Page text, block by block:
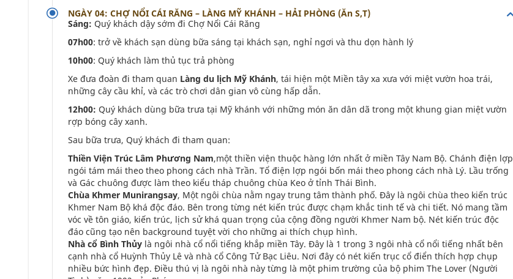
NGÀY 04: CHỢ NỔI CÁI RĂNG – LÀNG MỸ KHÁNH – HẢI PHÒNG (Ăn S,T)
Sáng: Quý khách dậy sớm đi Chợ Nổi Cái Răng
07h00: trở về khách sạn dùng bữa sáng tại khách sạn, nghỉ ngơi và thu dọn hành lý
10h00: Quý khách làm thủ tục trả phòng
Xe đưa đoàn đi tham quan Làng du lịch Mỹ Khánh, tái hiện một Miền tây xa xưa với miệt vườn hoa trái,
những cây cầu khỉ, và các trò chơi dân gian vô cùng hấp dẫn.
12h00: Quý khách dùng bữa trưa tại Mỹ khánh với những món ăn dân dã trong một khung gian miệt vườn
rợp bóng cây xanh.
Sau bữa trưa, Quý khách đi tham quan:
Thiền Viện Trúc Lâm Phương Nam,một thiền viện thuộc hàng lớn nhất ở miền Tây Nam Bộ. Chánh điện lợp
ngói tám mái theo theo phong cách nhà Trần. Tổ điện lợp ngói bốn mái theo phong cách nhà Lý. Lầu trống
và Gác chuông được làm theo kiểu tháp chuông chùa Keo ở tỉnh Thái Bình.
Chùa Khmer Munirangsay, Một ngôi chùa nằm ngay trung tâm thành phố. Đây là ngôi chùa theo kiến trúc
Khmer Nam Bộ khá độc đáo. Bên trong từng nét kiến trúc được chạm khắc tinh tế và chi tiết. Nó mang tầm
vóc về tôn giáo, kiến trúc, lịch sử khá quan trọng của cộng đồng người Khmer Nam bộ. Nét kiến trúc độc
đáo cũng tạo nên background tuyệt vời cho những ai thích chụp hình.
Nhà cổ Bình Thủy là ngôi nhà cổ nổi tiếng khắp miền Tây. Đây là 1 trong 3 ngôi nhà cổ nổi tiếng nhất bên
cạnh nhà cổ Huỳnh Thủy Lê và nhà cổ Công Tử Bạc Liêu. Nơi đây có nét kiến trục cổ điển thích hợp chụp
nhiều bức hình đẹp. Điều thú vị là ngôi nhà này từng là một phim trường của bộ phim The Lover (Người